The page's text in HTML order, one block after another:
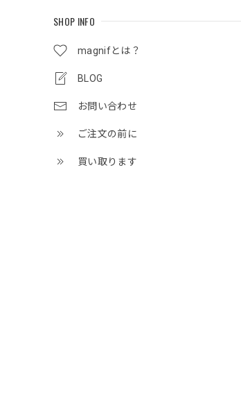
SHOP INFO
magnifとは？
BLOG
お問い合わせ
ご注文の前に
買い取ります